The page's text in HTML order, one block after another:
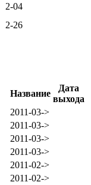
2-04
2-26
Название
Дата
выхода
2011-03->
2011-03->
2011-03->
2011-03->
2011-02->
2011-02->